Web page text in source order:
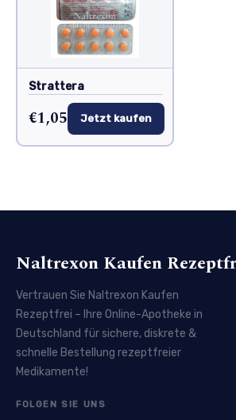
Strattera
€1,05 Jetzt kaufen
Naltrexon Kaufen
Vertrauen Sie Naltrexon Kaufen
Rezeptfrei – Ihre Online-Apotheke in
Deutschland für sichere, diskrete &
schnelle Bestellung rezeptfreier
Medikamente!
FOLGEN SIE UNS